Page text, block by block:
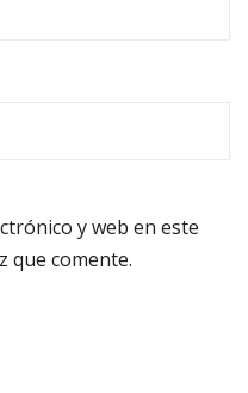
y web en este
que comente.